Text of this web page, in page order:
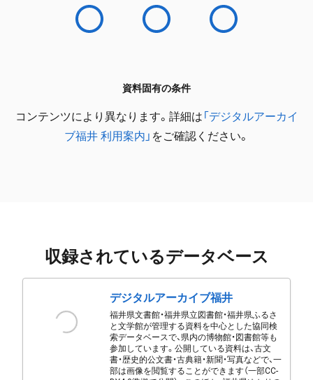
資料固有の条件
コンテンツにより異なります。詳細は 「デジタルアーカイ
ブ福井 利用案内」 をご確認ください。
収録されているデータベース
デジタルアーカイブ福井
福井県文書館・福井県立図書館・福井県ふるさ
と文学館が管理する資料を中心とした協同検
索データベースで、県内の博物館・図書館等も
参加しています。公開している資料は、古文
書・歴史的公文書・古典籍・新聞・写真などで、一
部は画像を閲覧することができます（一部CC-